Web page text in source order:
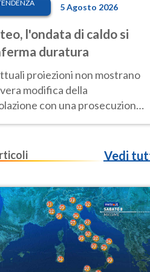
5 Agosto 2026
l'ondata di caldo si
duratura
proiezioni non mostrano
modifica della
con una prosecuzione
fuori scala per molti
Vedi